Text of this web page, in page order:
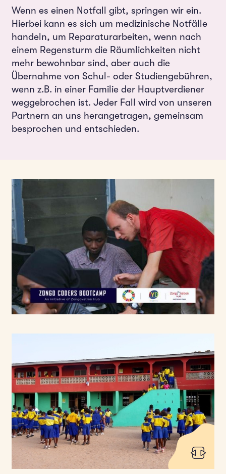
Wenn es einen Notfall gibt, springen wir ein.
Hierbei kann es sich um medizinische Notfälle
handeln, um Reparaturarbeiten, wenn nach
einem Regensturm die Räumlichkeiten nicht
mehr bewohnbar sind, aber auch die
Übernahme von Schul- oder Studiengebühren,
wenn z.B. in einer Familie der Hauptverdiener
weggebrochen ist. Jeder Fall wird von unseren
Partnern an uns herangetragen, gemeinsam
besprochen und entschieden.
Weitere Partner
Weitere Kooperationen
Im Rahmen unseres weltwärts
Freiwilligendienstes kooperieren wir mit
weiteren ghanaischen Partnern und haben
weltwärts Einsatzplätze im ZongoVation Hub,
bei DUNK und Act for Change.